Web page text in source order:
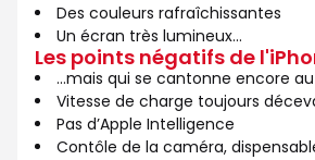
Des couleurs rafraîchissantes
Un écran très lumineux...
Les points négatifs de
…mais qui se cantonne encore au
Vitesse de charge toujours
Pas d’Apple Intelligence
Contôle de la caméra,